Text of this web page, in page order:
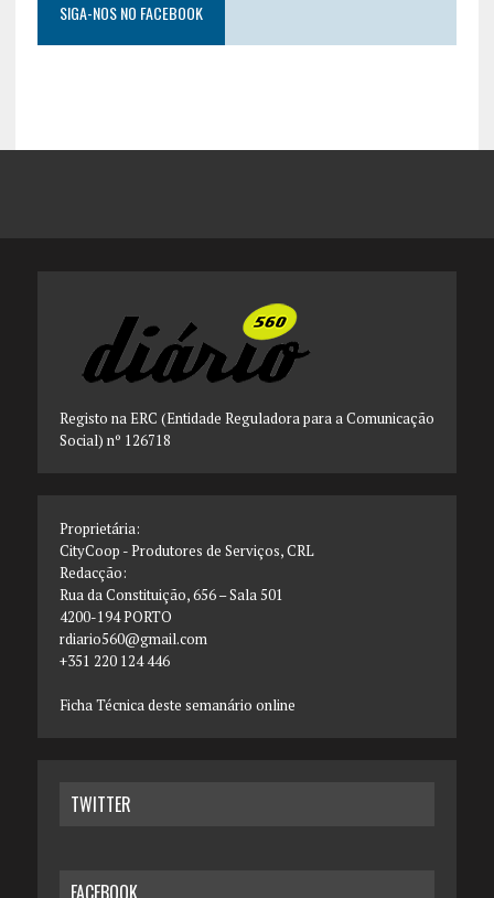
SIGA-NOS NO FACEBOOK
Registo na ERC (Entidade Reguladora para a Comunicação
Social) nº 126718
Proprietária:
CityCoop - Produtores de Serviços, CRL
Redacção:
Rua da Constituição, 656 – Sala 501
4200-194 PORTO
rdiario560@gmail.com
+351 220 124 446
Ficha Técnica deste semanário online
TWITTER